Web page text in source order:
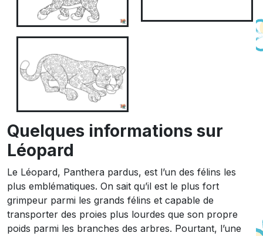
Quelques informations sur
Léopard
Le Léopard, Panthera pardus, est l’un des félins les
plus emblématiques. On sait qu’il est le plus fort
grimpeur parmi les grands félins et capable de
transporter des proies plus lourdes que son propre
poids parmi les branches des arbres. Pourtant, l’une